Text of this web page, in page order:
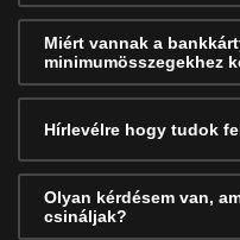
Miért vannak a
minimumösszegekhez
Hírlevélre hogy tudok
Olyan kérdésem van,
csináljak?